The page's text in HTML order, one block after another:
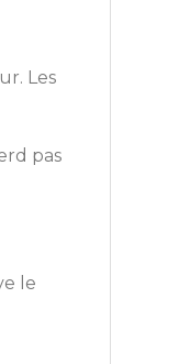
Les
pas
le